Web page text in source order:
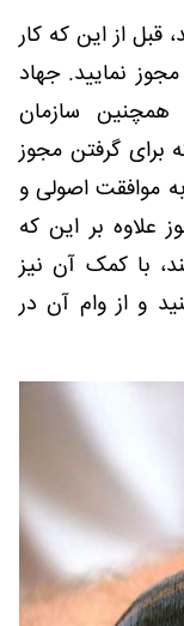
قبل از این که کار
نمایید. جهاد
همچنین سازمان
برای گرفتن مجوز
موافقت اصولی و
علاوه بر این که
با کمک آن نیز
و از وام آن در